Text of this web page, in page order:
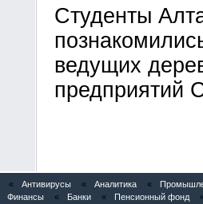
Студенты
ведущих
предприятий
« Антивирусы « Аналитика «
Финансы « Банки « Пенсионный фонд